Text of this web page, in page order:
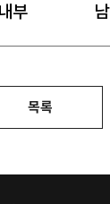
부
목록